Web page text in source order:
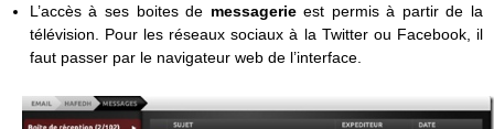
L’accès à ses boites de messagerieest permis à partir de la
télévision. Pour les réseaux sociaux à la Twitter ou Facebook, il
faut passer par le navigateur web de l’interface.